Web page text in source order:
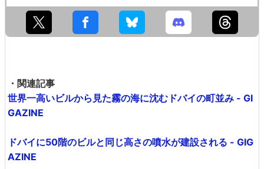
・関連記事
世界一高いビルから見た霧の海に沈むドバイの町並み - GI
GAZINE
ドバイに50階のビルと同じ高さの噴水が建設される - GIG
AZINE